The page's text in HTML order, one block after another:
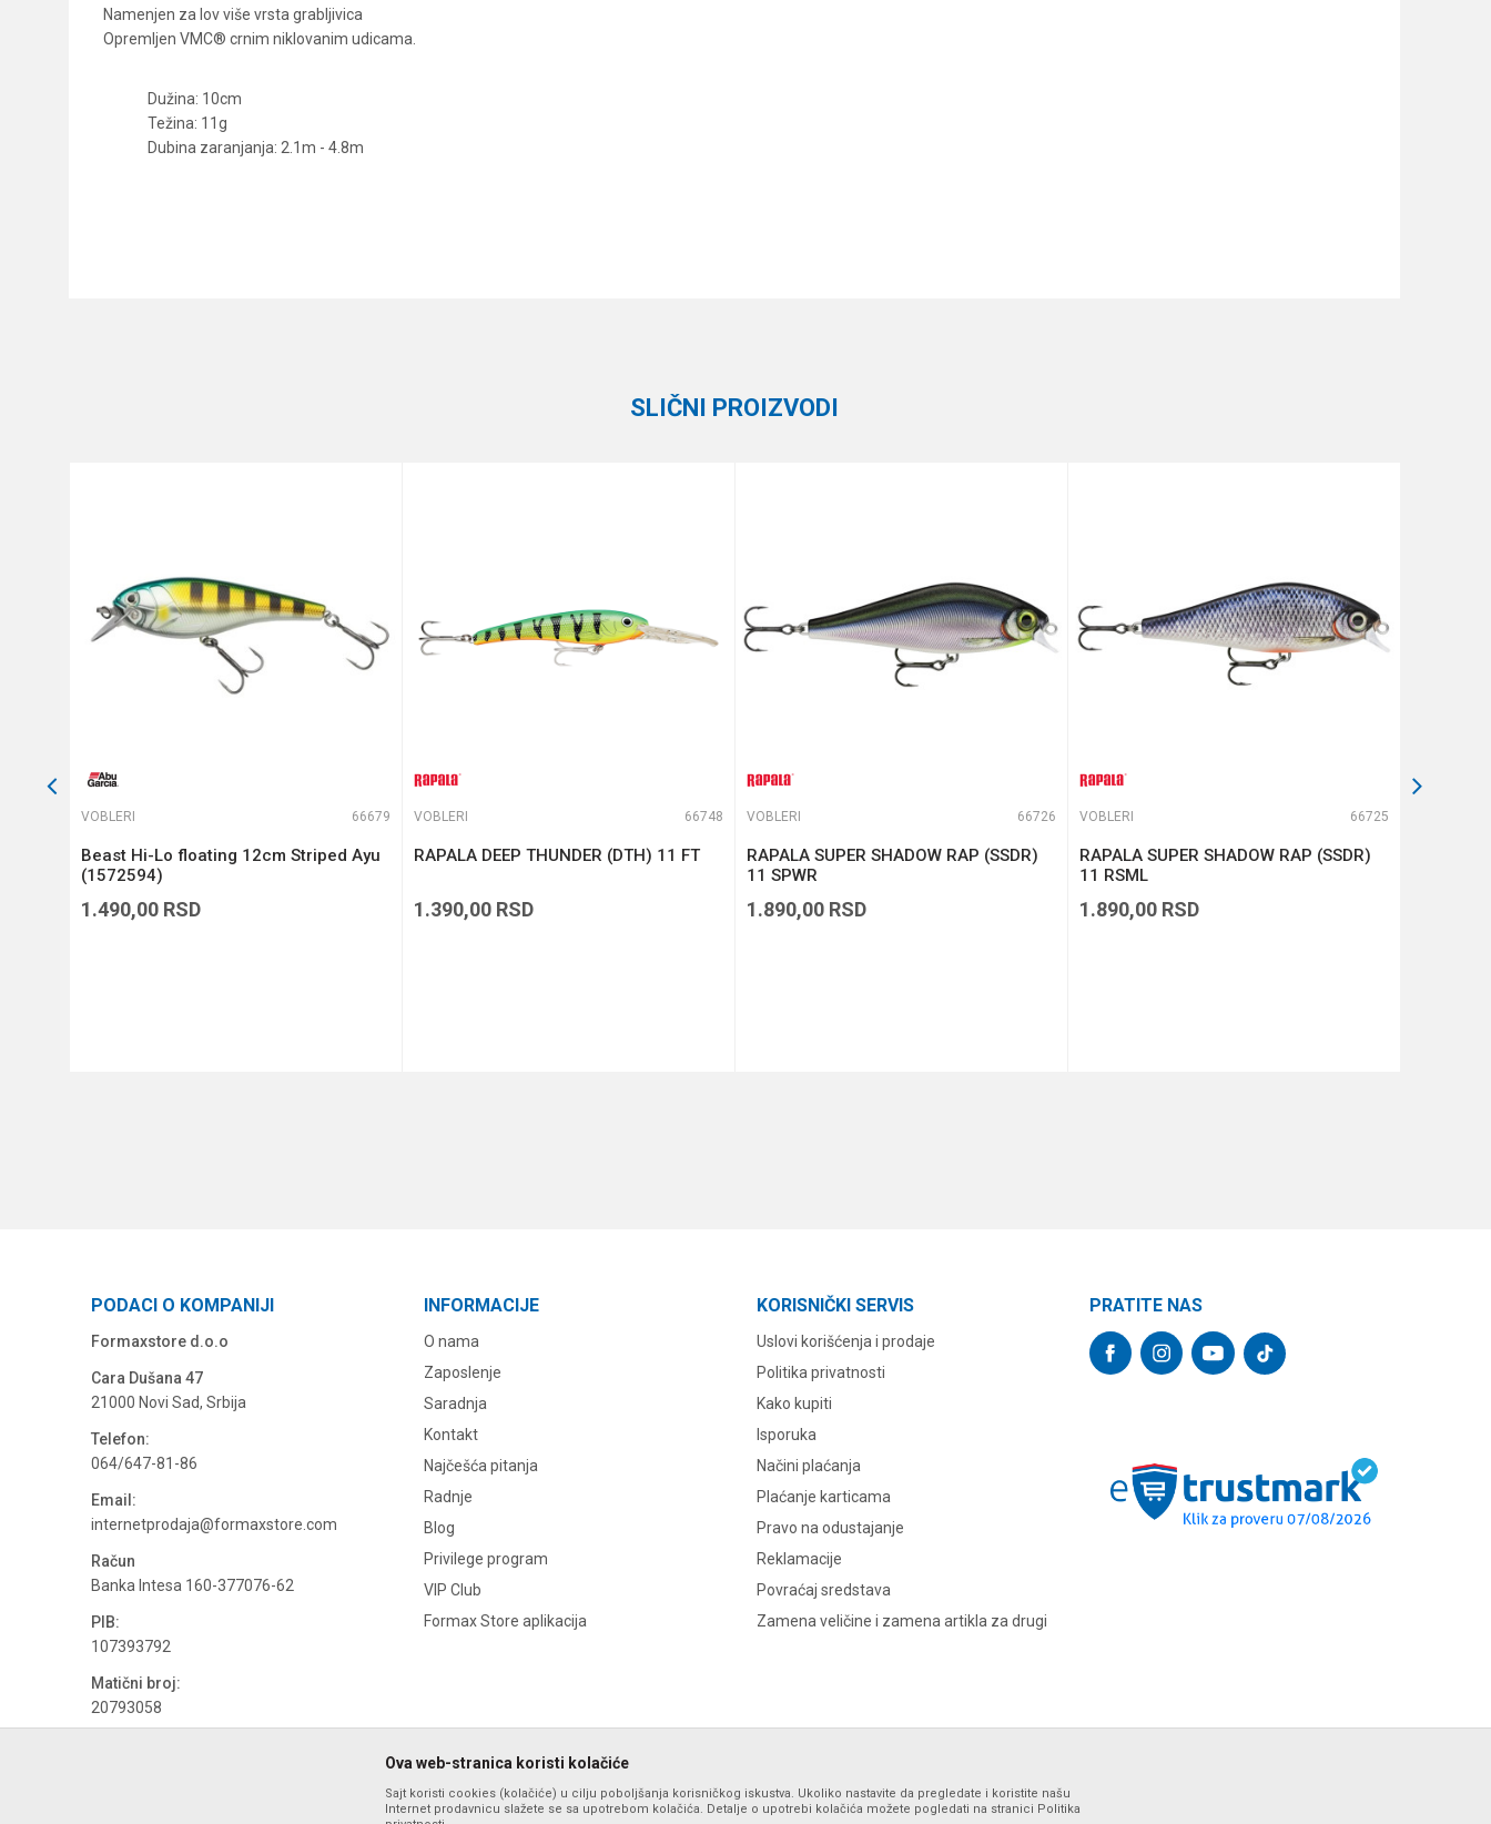
Namenjen za lov više vrsta grabljivica
Opremljen VMC® crnim niklovanim udicama.
Dužina: 10cm
Težina: 11g
Dubina zaranjanja: 2.1m - 4.8m
POŠALJI
SLIČNI PROIZVODI
VOBLERI 66679
Beast Hi-Lo floating 12cm Striped Ayu
(1572594)
1.490,00 RSD
VOBLERI 66748
RAPALA DEEP THUNDER (DTH) 11 FT
1.390,00 RSD
VOBLERI 66726
RAPALA SUPER SHADOW RAP (SSDR)
11 SPWR
1.890,00 RSD
VOBLERI 66725
RAPALA SUPER SHADOW RAP (SSDR)
11 RSML
1.890,00 RSD
PODACI O KOMPANIJI
Formaxstore d.o.o
Cara Dušana 47
21000 Novi Sad, Srbija
Telefon:
064/647-81-86
Email:
internetprodaja@formaxstore.com
Račun
Banka Intesa 160-377076-62
PIB:
107393792
Matični broj:
20793058
INFORMACIJE
O nama
Zaposlenje
Saradnja
Kontakt
Najčešća pitanja
Radnje
Blog
Privilege program
VIP Club
Formax Store aplikacija
KORISNIČKI SERVIS
Uslovi korišćenja i prodaje
Politika privatnosti
Kako kupiti
Isporuka
Načini plaćanja
Plaćanje karticama
Pravo na odustajanje
Reklamacije
Povraćaj sredstava
Zamena veličine i zamena artikla za drugi
PRATITE NAS
Ova web-stranica koristi kolačiće
Sajt koristi cookies (kolačiće) u cilju poboljšanja korisničkog iskustva. Ukoliko nastavite da pregledate i koristite našu
Internet prodavnicu slažete se sa upotrebom kolačića. Detalje o upotrebi kolačića možete pogledati na stranici Politika